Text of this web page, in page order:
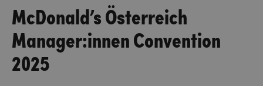
McDonald’s Österreich
Manager:innen Convention
2025